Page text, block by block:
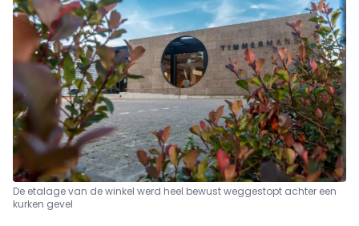
De etalage van de winkel werd heel bewust weggestopt achter een
kurken gevel